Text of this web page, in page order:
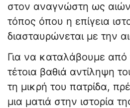
στον αναγνώστη ως
τόπος όπου η επίγεια
διασταυρώνεται με την
​Για να καταλάβουμε
τέτοια βαθιά αντίληψη
τη μικρή του πατρίδα,
μια ματιά στην ιστορία